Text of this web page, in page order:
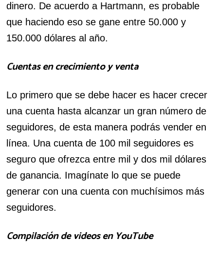
dinero. De acuerdo a Hartmann, es probable
que haciendo eso se gane entre 50.000 y
150.000 dólares al año.
Cuentas en crecimiento y venta
Lo primero que se debe hacer es hacer crecer
una cuenta hasta alcanzar un gran número de
seguidores, de esta manera podrás vender en
línea. Una cuenta de 100 mil seguidores es
seguro que ofrezca entre mil y dos mil dólares
de ganancia. Imagínate lo que se puede
generar con una cuenta con muchísimos más
seguidores.
Compilación de videos en YouTube